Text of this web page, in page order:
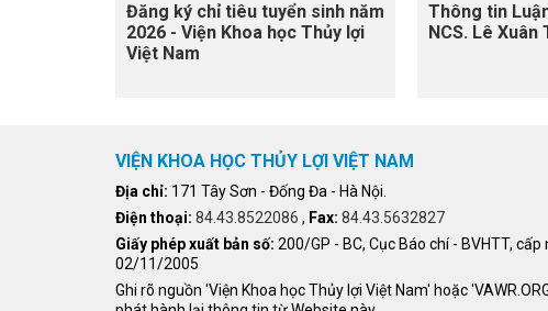
Đăng ký chỉ tiêu tuyển sinh năm
2026 - Viện Khoa học Thủy lợi
Việt Nam
Thông tin
NCS. Lê Xuân
VIỆN KHOA HỌC THỦY LỢI VIỆT NAM
Địa chỉ: 171 Tây Sơn - Đống Đa - Hà Nội.
Điện thoại: 84.43.8522086 , Fax: 84.43.5632827
Giấy phép xuất bản số: 200/GP - BC, Cục Báo chí - BVHTT, cấp
02/11/2005
Ghi rõ nguồn 'Viện Khoa học Thủy lợi Việt Nam' hoặc